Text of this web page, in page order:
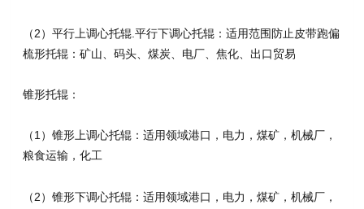
（2）平行上调心托辊.平行下调心托辊：适用范围防止皮带跑偏
梳形托辊：矿山、码头、煤炭、电厂、焦化、出口贸易
锥形托辊：
（1）锥形上调心托辊：适用领域港口，电力，煤矿，机械厂，
粮食运输，化工
（2）锥形下调心托辊：适用领域港口，电力，煤矿，机械厂，